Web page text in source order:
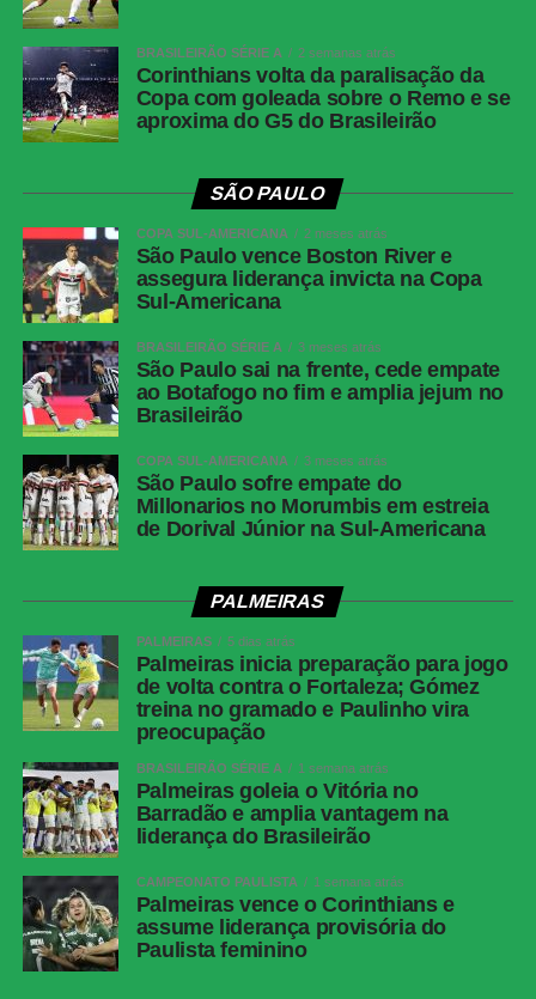
Local:Estádio do Maracanã
FICHA
TÉCNICA
Resultado
Botafogo 1 x 1 Fluminense
Campeonato Brasileiro — Série A, 22ª rodada
horário
Sábado, 8 de agosto de 2026, às 21h, de
Brasília
Local
Estádio Nilton Santos, Rio de Janeiro (RJ)
Cartões
amarelos —
Botafogo
Cartões
amarelos —
Fluminense
Zubeldía, Ignácio, Nonato e Samuel Xavier
Cartões
vermelhos
Nenhum
Botafogo | Ignácio, aos 13 minutos do 2º
tempo — Fluminense
Árbitro
Bruno Arleu de Araujo (RJ)
Assistentes
Rodrigo Figueiredo Henrique Correa e Luiz
Claudio Regazone (RJ)
VAR
Rodolpho Toski Marques (PR)
Botafogo
Warleson; Vitinho, Gabriel Justino, Ferraresi e
Alex Telles (Paulinho); Danilo, Medina e
Montoro (Danilo); Villalba (Matheus Martins),
Kauan Toledo (Jordan Barrera/Lucas
Emanuel) e Arthur Cabral.Técnico: Franclim
Carvalho
Fluminense
BRASILEIRÃO SÉRIE A 2 semanas atrás
Corinthians volta da paralisação da
Copa com goleada sobre o Remo e se
aproxima do G5 do Brasileirão
SÃO PAULO
COPA SUL-AMERICANA 2 meses atrás
São Paulo vence Boston River e
assegura liderança invicta na Copa
Sul-Americana
BRASILEIRÃO SÉRIE A 3 meses atrás
São Paulo sai na frente, cede empate
ao Botafogo no fim e amplia jejum no
Brasileirão
COPA SUL-AMERICANA 3 meses atrás
São Paulo sofre empate do
Millonarios no Morumbis em estreia
de Dorival Júnior na Sul-Americana
PALMEIRAS
PALMEIRAS 5 dias atrás
Palmeiras inicia preparação para jogo
de volta contra o Fortaleza; Gómez
treina no gramado e Paulinho vira
preocupação
BRASILEIRÃO SÉRIE A 1 semana atrás
Palmeiras goleia o Vitória no
Barradão e amplia vantagem na
liderança do Brasileirão
CAMPEONATO PAULISTA 1 semana atrás
Palmeiras vence o Corinthians e
assume liderança provisória do
Paulista feminino